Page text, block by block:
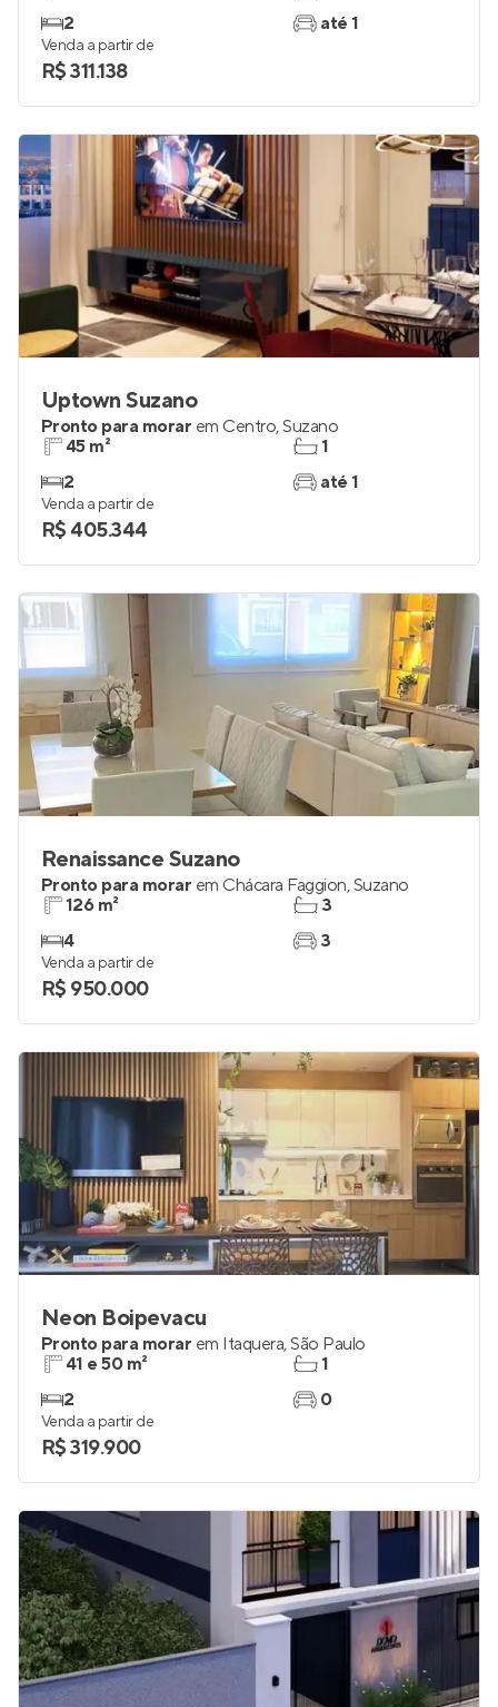
2
até 1
Venda a partir de
R$ 311.138
Uptown Suzano
Pronto para morar em Centro,Suzano
45 m²
2
1
até 1
Venda a partir de
R$ 405.344
Renaissance Suzano
Pronto para morar em Chácara Faggion,Suzano
126 m²
4
3
3
Venda a partir de
R$ 950.000
Neon Boipevacu
Pronto para morar em Itaquera,São Paulo
41 e 50 m²
2
1
0
Venda a partir de
R$ 319.900